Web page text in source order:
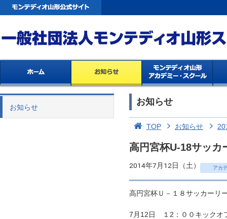
お知らせ
お知らせ
TOP お知らせ
高円宮杯U-18サッ
2014年7月12日（土） アカ
高円宮杯Ｕ－１８サッカーリ
7月12日 １2：００キックオ